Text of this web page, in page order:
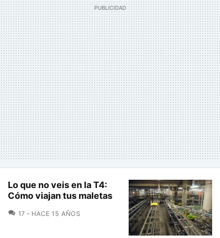
Lo que no veis en la T4:
Cómo viajan tus maletas
17 COMENTARIOS
HACE 15 AÑOS